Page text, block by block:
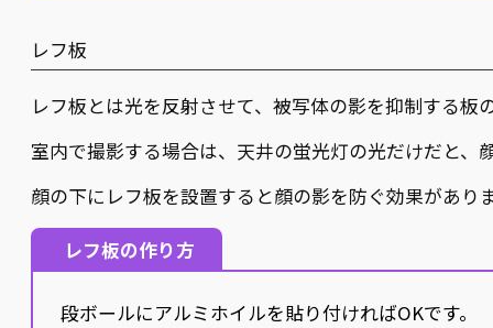
レフ板
レフ板とは光を反射させて、被写体の影を抑制する板
室内で撮影する場合は、天井の蛍光灯の光だけだと、
顔の下にレフ板を設置すると顔の影を防ぐ効果があり
レフ板の作り方
段ボールにアルミホイルを貼り付ければOKです。